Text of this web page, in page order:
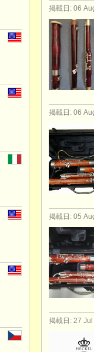
お問い合わせ
ATS
求人情報 (
講習会:
degree
degree
コンクー
盗まれた
掲載日: 06
掲載日: 06
掲載日: 05
掲載日: 27